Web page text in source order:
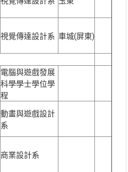
視覺傳達設計系 車城(屏東)
電腦與遊戲發展
科學學士學位學
程
動畫與遊戲設計
系
商業設計系